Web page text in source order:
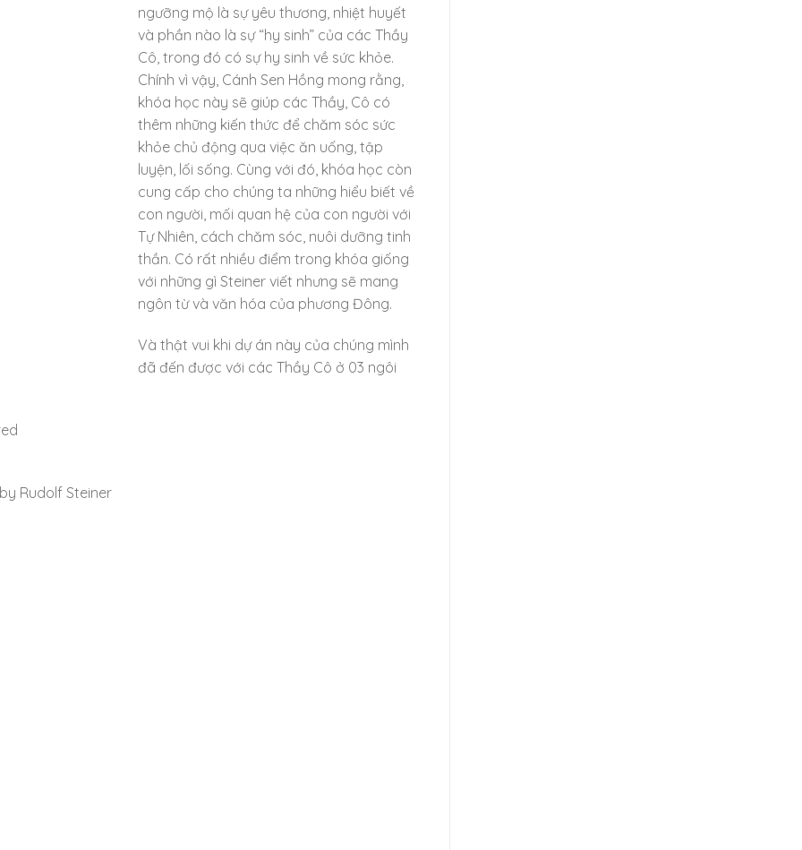
ngưỡng mộ là sự yêu thương, nhiệt huyết
và phần nào là sự “hy sinh” của các Thầy
Cô, trong đó có sự hy sinh về sức khỏe.
Chính vì vậy, Cánh Sen Hồng mong rằng,
khóa học này sẽ giúp các Thầy, Cô có
thêm những kiến thức để chăm sóc sức
khỏe chủ động qua việc ăn uống, tập
luyện, lối sống. Cùng với đó, khóa học còn
cung cấp cho chúng ta những hiểu biết về
con người, mối quan hệ của con người với
Tự Nhiên, cách chăm sóc, nuôi dưỡng tinh
thần. Có rất nhiều điểm trong khóa giống
với những gì Steiner viết nhưng sẽ mang
ngôn từ và văn hóa của phương Đông.
Và thật vui khi dự án này của chúng mình
đã đến được với các Thầy Cô ở 03 ngôi
Rudolf Steiner